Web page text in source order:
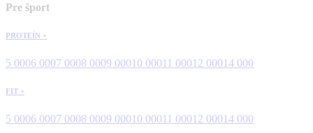
Pre šport
PROTEÍN +
5 0006 0007 0008 0009 00010 00011 00012 00014 000
FIT +
5 0006 0007 0008 0009 00010 00011 00012 00014 000